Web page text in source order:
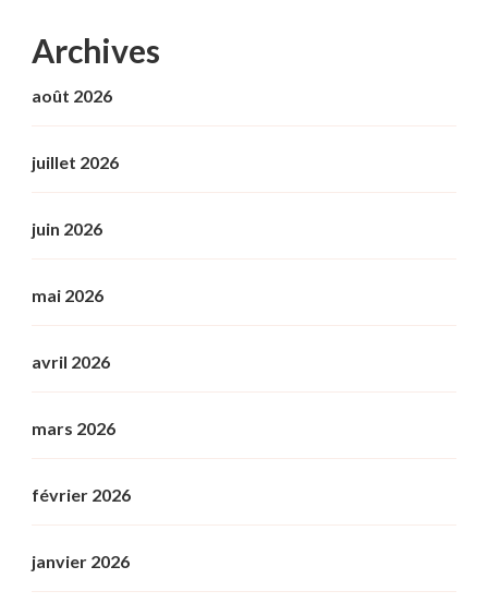
Archives
août 2026
juillet 2026
juin 2026
mai 2026
avril 2026
mars 2026
février 2026
janvier 2026